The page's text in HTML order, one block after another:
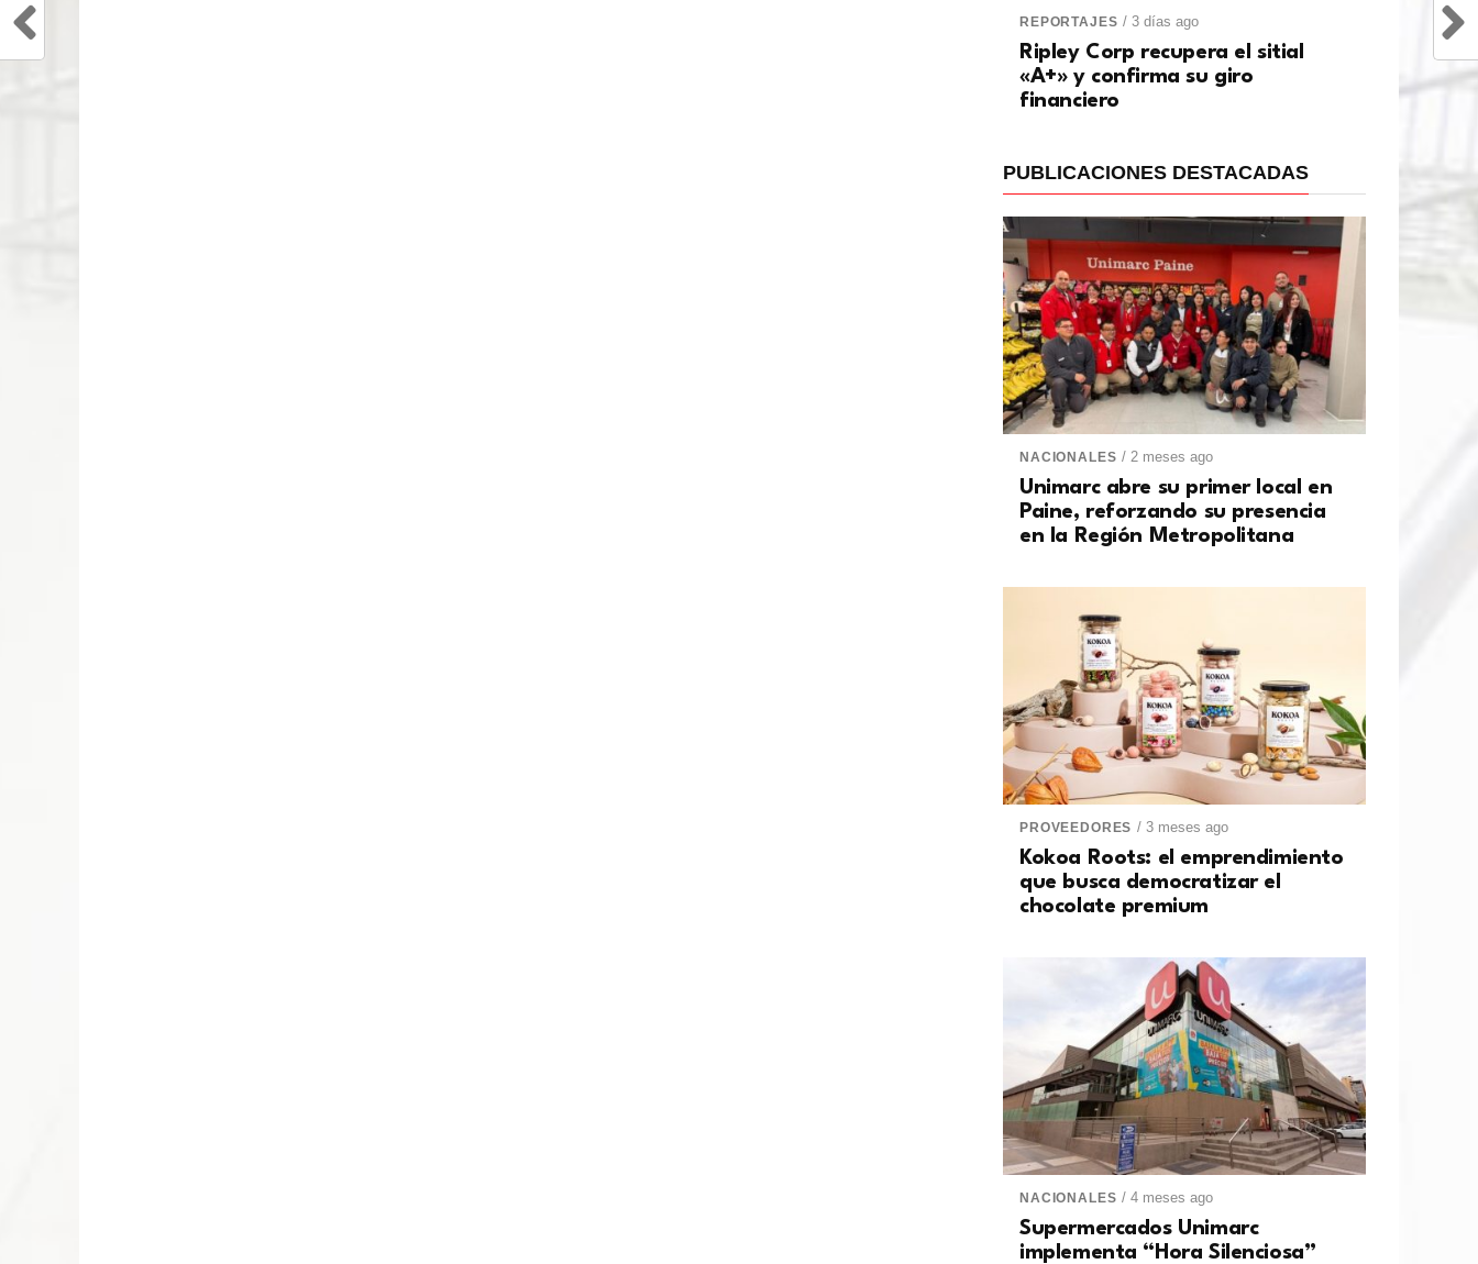
REPORTAJES / 3 días ago
Ripley Corp recupera el sitial
«A+» y confirma su giro
financiero
PUBLICACIONES DESTACADAS
NACIONALES / 2 meses ago
Unimarc abre su primer local en
Paine, reforzando su presencia
en la Región Metropolitana
PROVEEDORES / 3 meses ago
Kokoa Roots: el emprendimiento
que busca democratizar el
chocolate premium
NACIONALES / 4 meses ago
Supermercados Unimarc
implementa “Hora Silenciosa”